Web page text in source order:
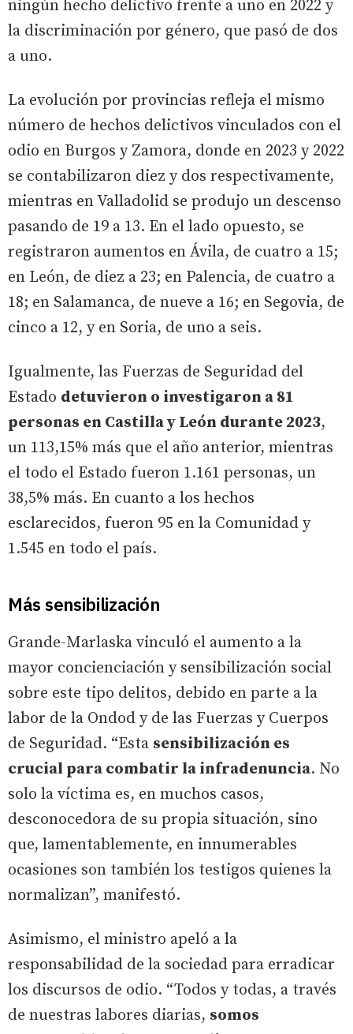
ningún hecho delictivo frente a uno en 2022 y
la discriminación por género, que pasó de dos
a uno.
La evolución por provincias refleja el mismo
número de hechos delictivos vinculados con el
odio en Burgos y Zamora, donde en 2023 y 2022
se contabilizaron diez y dos respectivamente,
mientras en Valladolid se produjo un descenso
pasando de 19 a 13. En el lado opuesto, se
registraron aumentos en Ávila, de cuatro a 15;
en León, de diez a 23; en Palencia, de cuatro a
18; en Salamanca, de nueve a 16; en Segovia, de
cinco a 12, y en Soria, de uno a seis.
Igualmente, las Fuerzas de Seguridad del
Estado detuvieron o investigaron a 81
personas en Castilla y León durante 2023,
un 113,15% más que el año anterior, mientras
el todo el Estado fueron 1.161 personas, un
38,5% más. En cuanto a los hechos
esclarecidos, fueron 95 en la Comunidad y
1.545 en todo el país.
Más sensibilización
Grande-Marlaska vinculó el aumento a la
mayor concienciación y sensibilización social
sobre este tipo delitos, debido en parte a la
labor de la Ondod y de las Fuerzas y Cuerpos
de Seguridad. “Esta sensibilización es
crucial para combatir la infradenuncia. No
solo la víctima es, en muchos casos,
desconocedora de su propia situación, sino
que, lamentablemente, en innumerables
ocasiones son también los testigos quienes la
normalizan”, manifestó.
Asimismo, el ministro apeló a la
responsabilidad de la sociedad para erradicar
los discursos de odio. “Todos y todas, a través
de nuestras labores diarias, somos